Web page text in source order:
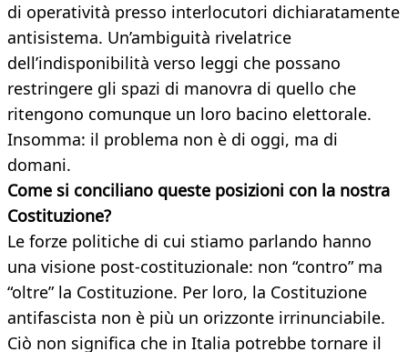
di operatività presso interlocutori dichiaratamente
antisistema. Un’ambiguità rivelatrice
dell’indisponibilità verso leggi che possano
restringere gli spazi di manovra di quello che
ritengono comunque un loro bacino elettorale.
Insomma: il problema non è di oggi, ma di
domani.
Come si conciliano queste posizioni con la nostra
Costituzione?
Le forze politiche di cui stiamo parlando hanno
una visione post-costituzionale: non “contro” ma
“oltre” la Costituzione. Per loro, la Costituzione
antifascista non è più un orizzonte irrinunciabile.
Ciò non significa che in Italia potrebbe tornare il